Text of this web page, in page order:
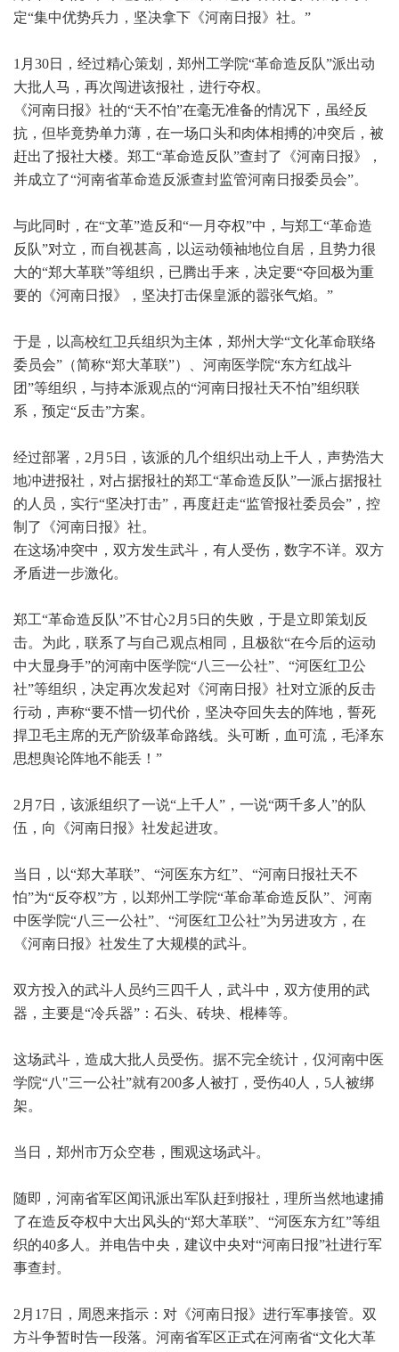
定“集中优势兵力，坚决拿下《河南日报》社。”
1月30日，经过精心策划，郑州工学院“革命造反队”派出动
大批人马，再次闯进该报社，进行夺权。
《河南日报》社的“天不怕”在毫无准备的情况下，虽经反
抗，但毕竟势单力薄，在一场口头和肉体相搏的冲突后，被
赶出了报社大楼。郑工“革命造反队”查封了《河南日报》，
并成立了“河南省革命造反派查封监管河南日报委员会”。
与此同时，在“文革”造反和“一月夺权”中，与郑工“革命造
反队”对立，而自视甚高，以运动领袖地位自居，且势力很
大的“郑大革联”等组织，已腾出手来，决定要“夺回极为重
要的《河南日报》，坚决打击保皇派的嚣张气焰。”
于是，以高校红卫兵组织为主体，郑州大学“文化革命联络
委员会”（简称“郑大革联”）、河南医学院“东方红战斗
团”等组织，与持本派观点的“河南日报社天不怕”组织联
系，预定“反击”方案。
经过部署，2月5日，该派的几个组织出动上千人，声势浩大
地冲进报社，对占据报社的郑工“革命造反队”一派占据报社
的人员，实行“坚决打击”，再度赶走“监管报社委员会”，控
制了《河南日报》社。
在这场冲突中，双方发生武斗，有人受伤，数字不详。双方
矛盾进一步激化。
郑工“革命造反队”不甘心2月5日的失败，于是立即策划反
击。为此，联系了与自己观点相同，且极欲“在今后的运动
中大显身手”的河南中医学院“八三一公社”、“河医红卫公
社”等组织，决定再次发起对《河南日报》社对立派的反击
行动，声称“要不惜一切代价，坚决夺回失去的阵地，誓死
捍卫毛主席的无产阶级革命路线。头可断，血可流，毛泽东
思想舆论阵地不能丢！”
2月7日，该派组织了一说“上千人”，一说“两千多人”的队
伍，向《河南日报》社发起进攻。
当日，以“郑大革联”、“河医东方红”、“河南日报社天不
怕”为“反夺权”方，以郑州工学院“革命革命造反队”、河南
中医学院“八三一公社”、“河医红卫公社”为另进攻方，在
《河南日报》社发生了大规模的武斗。
双方投入的武斗人员约三四千人，武斗中，双方使用的武
器，主要是“冷兵器”：石头、砖块、棍棒等。
这场武斗，造成大批人员受伤。据不完全统计，仅河南中医
学院“八"三一公社”就有200多人被打，受伤40人，5人被绑
架。
当日，郑州市万众空巷，围观这场武斗。
随即，河南省军区闻讯派出军队赶到报社，理所当然地逮捕
了在造反夺权中大出风头的“郑大革联”、“河医东方红”等组
织的40多人。并电告中央，建议中央对“河南日报”社进行军
事查封。
2月17日，周恩来指示：对《河南日报》进行军事接管。双
方斗争暂时告一段落。河南省军区正式在河南省“文化大革